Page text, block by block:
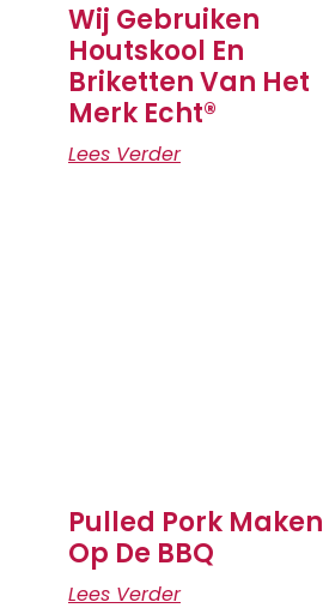
Wij Gebruiken
Houtskool En
Briketten Van Het
Merk Echt®
Lees Verder
Pulled Pork Maken
Op De BBQ
Lees Verder